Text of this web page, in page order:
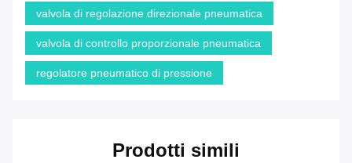
valvola di regolazione direzionale pneumatica
valvola di controllo proporzionale pneumatica
regolatore pneumatico di pressione
Prodotti simili